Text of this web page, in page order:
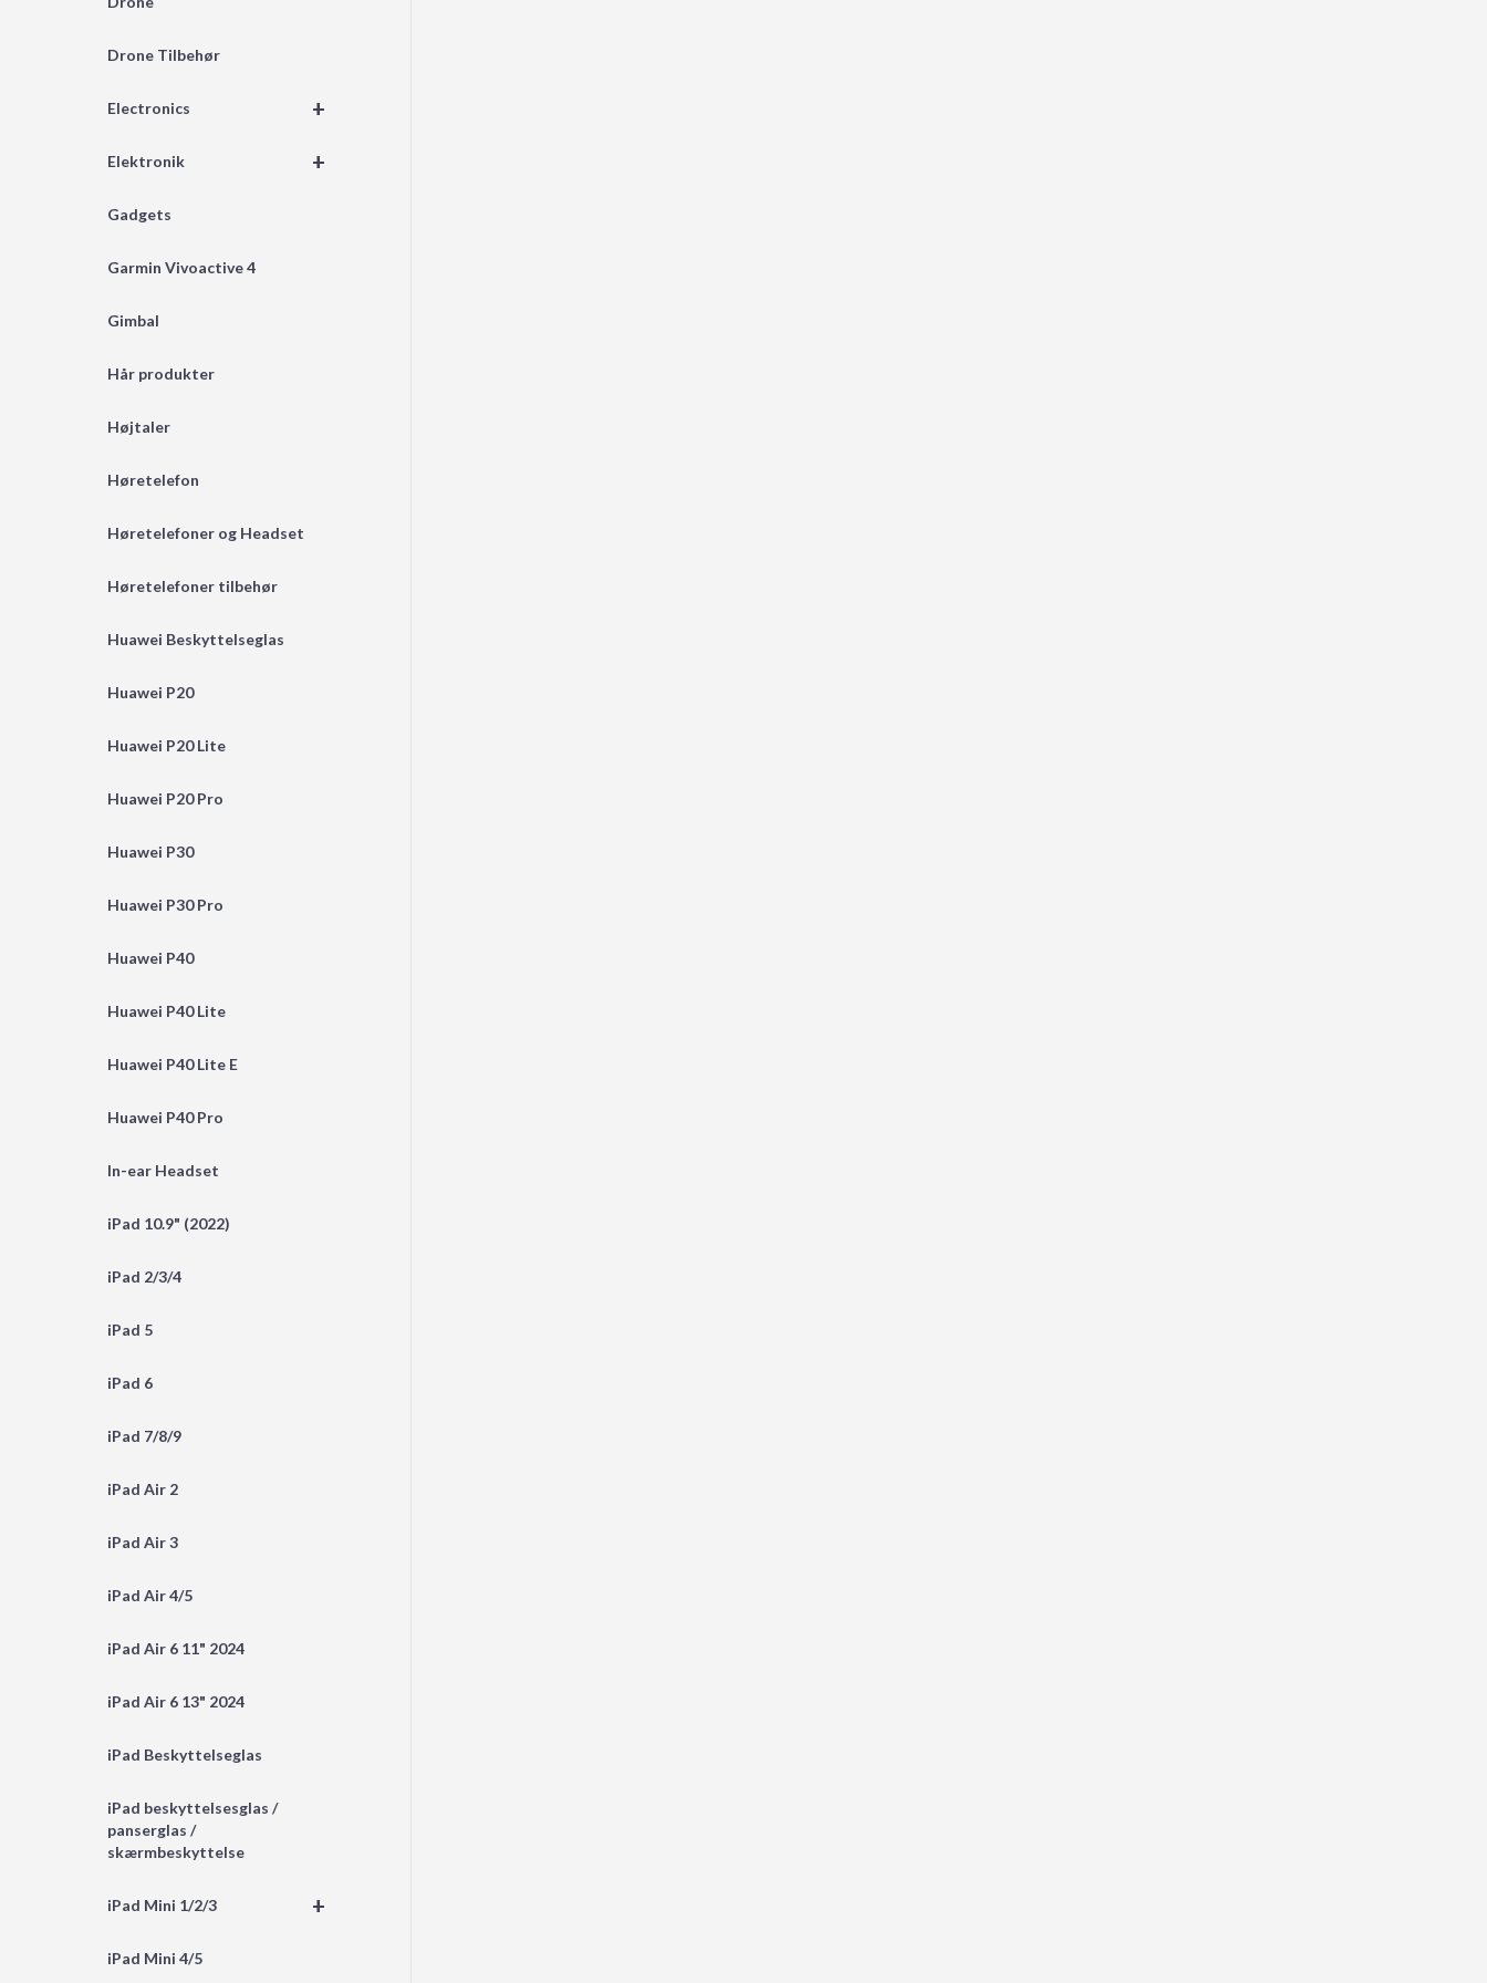
Drone Tilbehør
+
Electronics
+
Elektronik
Gadgets
Garmin Vivoactive 4
Gimbal
Hår produkter
Højtaler
Høretelefon
Høretelefoner og Headset
Høretelefoner tilbehør
Huawei Beskyttelseglas
Huawei P20
Huawei P20 Lite
Huawei P20 Pro
Huawei P30
Huawei P30 Pro
Huawei P40
Huawei P40 Lite
Huawei P40 Lite E
Huawei P40 Pro
In-ear Headset
iPad 10.9" (2022)
iPad 2/3/4
iPad 5
iPad 6
iPad 7/8/9
iPad Air 2
iPad Air 3
iPad Air 4/5
iPad Air 6 11" 2024
iPad Air 6 13" 2024
iPad Beskyttelseglas
iPad beskyttelsesglas /
panserglas /
skærmbeskyttelse
+
iPad Mini 1/2/3
iPad Mini 4/5